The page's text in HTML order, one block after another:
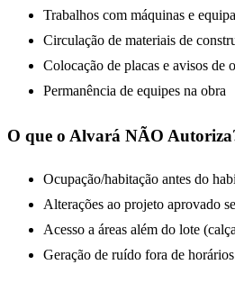
Trabalhos com máquinas e
Circulação de materiais de
Colocação de placas e avisos de
Permanência de equipes na obra
O que o Alvará NÃO
Ocupação/habitação antes do
Alterações ao projeto aprovado
Acesso a áreas além do lote
Geração de ruído fora de